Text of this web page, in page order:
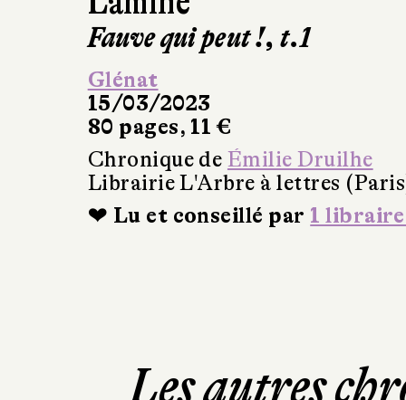
Fauve qui peut !, t.1
Glénat
15/03/2023
80 pages, 11 €
Chronique de Émilie Druilhe
Librairie L'Arbre à lettres
❤ Lu et conseillé par 1
Les autres